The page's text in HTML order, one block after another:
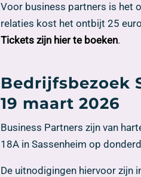
Voor business partners is het
relaties kost het ontbijt 25
Tickets zijn hier te boeken.
Bedrijfsbezoek
19 maart 2026
Business Partners zijn van
18A in Sassenheim op
De uitnodigingen hiervoor zijn